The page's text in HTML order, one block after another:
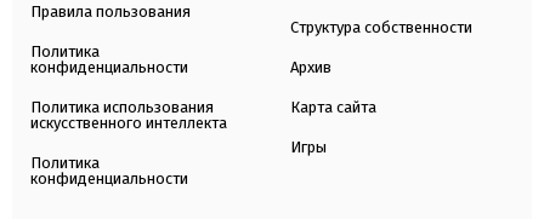
Правила пользования
Политика
конфиденциальности
Политика использования
искусственного интеллекта
Политика
конфиденциальности
Структура собственности
Архив
Карта сайта
Игры